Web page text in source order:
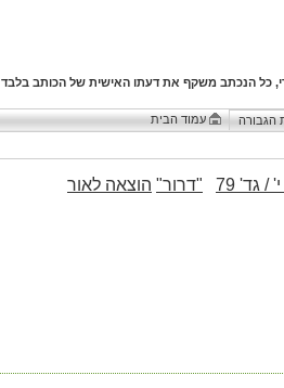
כל הנכתב משקף את דעתו האישית של הכותב בלבד
הגבורה עמוד הבית
/ גד' 79 "דרור" הוצאה לאור